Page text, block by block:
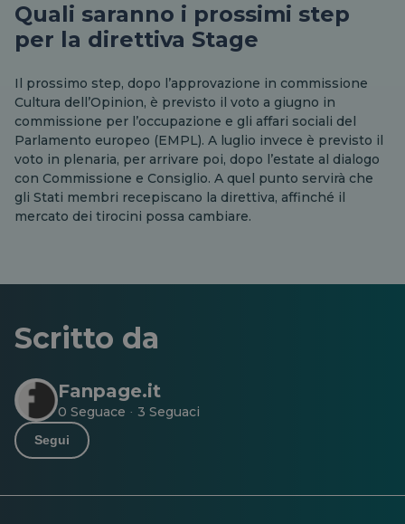
Quali saranno i prossimi step
per la direttiva Stage
Il prossimo step, dopo l’approvazione in commissione
Cultura dell’Opinion, è previsto il voto a giugno in
commissione per l’occupazione e gli affari sociali del
Parlamento europeo (EMPL). A luglio invece è previsto il
voto in plenaria, per arrivare poi, dopo l’estate al dialogo
con Commissione e Consiglio. A quel punto servirà che
gli Stati membri recepiscano la direttiva, affinché il
mercato dei tirocini possa cambiare.
Scritto da
Fanpage.it
0 Seguace · 3 Seguaci
Segui